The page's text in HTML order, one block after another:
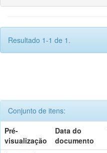
Resultado 1-1 de 1.
Conjunto de itens:
Pré-
visualização
Data do
documento